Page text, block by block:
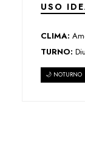
USO
CLIMA:
TURNO:
🌙 NOTURNO